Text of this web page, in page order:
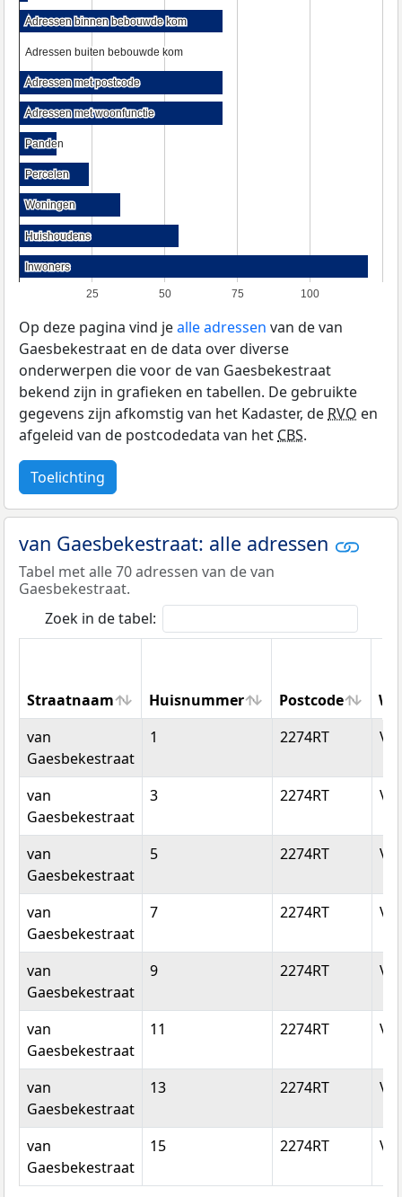
25 50 75 100
Adressen binnen bebouwde kom
Adressen binnen bebouwde kom
Adressen buiten bebouwde kom
Adressen buiten bebouwde kom
Adressen met postcode
Adressen met postcode
Adressen met woonfunctie
Adressen met woonfunctie
Panden
Panden
Percelen
Percelen
Woningen
Woningen
Huishoudens
Huishoudens
Inwoners
Inwoners
Op deze pagina vind jealle adressen van de van
Gaesbekestraat en de data over diverse
onderwerpen die voor de van Gaesbekestraat
bekend zijn in grafieken en tabellen. De gebruikte
gegevens zijn afkomstig van het Kadaster, deRVO en
afgeleid van de postcodedata van hetCBS.
Toelichting
van Gaesbekestraat: alle adressen
Tabel met alle 70 adressen van de van
Gaesbekestraat.
Zoek in de tabel:
Straatnaam Huisnummer Postcode
Straatnaam
Huisnummer Postcode
van
Gaesbekestraat
1 2274RT
van
Gaesbekestraat
3 2274RT
van
Gaesbekestraat
5 2274RT
van
Gaesbekestraat
7 2274RT
van
Gaesbekestraat
9 2274RT
van
Gaesbekestraat
11 2274RT
van
Gaesbekestraat
13 2274RT
van
Gaesbekestraat
15 2274RT